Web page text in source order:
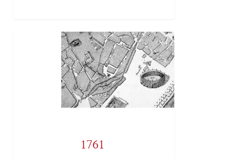
1761